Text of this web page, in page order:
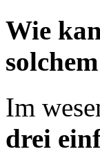
Wie
Im
drei